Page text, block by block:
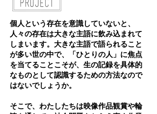
個人という存在を意識していないと、
人々の存在は大きな主語に飲み込まれて
しまいます。大きな主語で語られること
が多い世の中で、「ひとりの人」​に焦点
を当てることこそが、生の記録を具体的
なものとして認識するための方法なので
はないでしょうか。
そこで、わたしたちは映像作品観賞や輪